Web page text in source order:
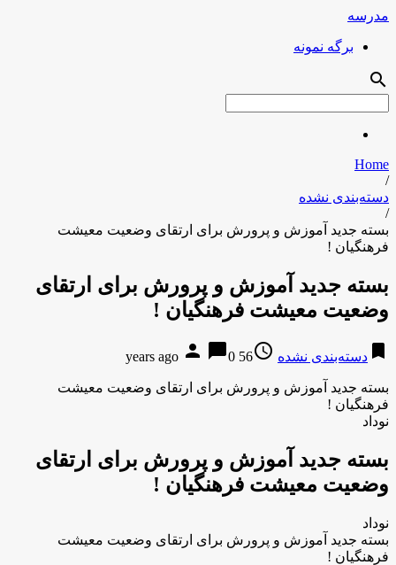
مدرسه
برگه نمونه
search
Home
/
دسته‌بندی نشده
/
بسته جدید آموزش و پرورش برای ارتقای وضعیت معیشت
فرهنگیان !
بسته جدید آموزش و پرورش برای ارتقای
وضعیت معیشت فرهنگیان !
bookmark دسته‌بندی نشده access_time
56 years ago
person chat_bubble0
بسته جدید آموزش و پرورش برای ارتقای وضعیت معیشت
فرهنگیان !
نوداد
بسته جدید آموزش و پرورش برای ارتقای
وضعیت معیشت فرهنگیان !
نوداد
بسته جدید آموزش و پرورش برای ارتقای وضعیت معیشت
فرهنگیان !